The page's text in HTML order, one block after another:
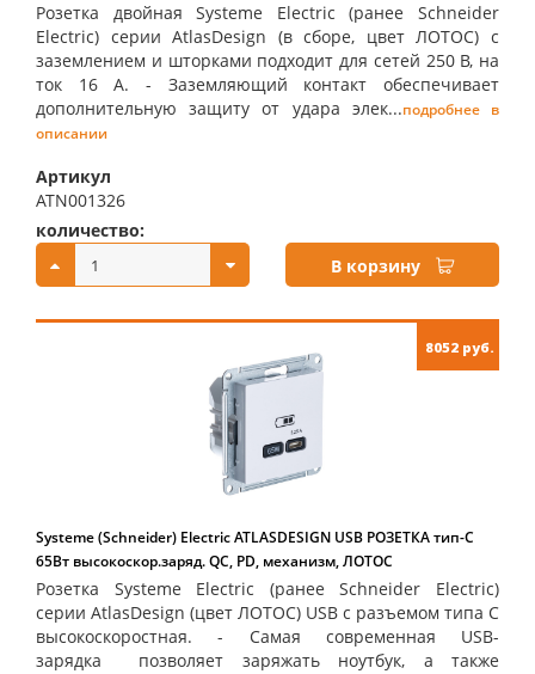
Розетка двойная Systeme Electric (ранее Schneider
Electric) серии AtlasDesign (в сборе, цвет ЛОТОС) с
заземлением и шторками подходит для сетей 250 В, на
ток 16 А. - Заземляющий контакт обеспечивает
дополнительную защиту от удара элек...подробнее в
описании
Артикул
ATN001326
количество:
В корзину
8052 руб.
Systeme (Schneider) Electric ATLASDESIGN USB РОЗЕТКА тип-С
65Вт высокоскор.заряд. QC, PD, механизм, ЛОТОС
Розетка Systeme Electric (ранее Schneider Electric)
серии AtlasDesign (цвет ЛОТОС) USB с разъемом типа C
высокоскоростная. - Самая современная USB-
зарядка позволяет заряжать ноутбук, а также